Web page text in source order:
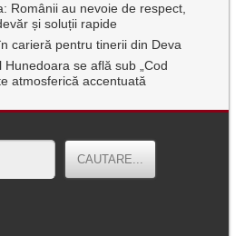
Românii au nevoie de respect,
și soluții rapide
carieră pentru tinerii din Deva
se află sub „Cod
atmosferică accentuată